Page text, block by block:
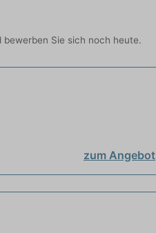
Sie sich noch heute.
zum Angebot